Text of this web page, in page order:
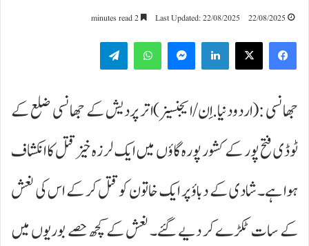
22/08/2025
Last Updated: 22/08/2025
LinkedIn
WhatsApp
جھانسی :(اردودنیا.اِن/ایجنسیز)اتر پردیش کے جھانسی ضلع کے
ٹوڈی فتح پور کے کشور پورہ گاؤں میں ایک لرزہ خیز قتل کا انکشاف
ہوا ہے۔ شادی کے دباؤ پر ایک خاتون کو قتل کر کے اس کی نعش
کے سات ٹکڑے کر دیے گئے۔ نعش کے کچھ حصے بوریوں میں